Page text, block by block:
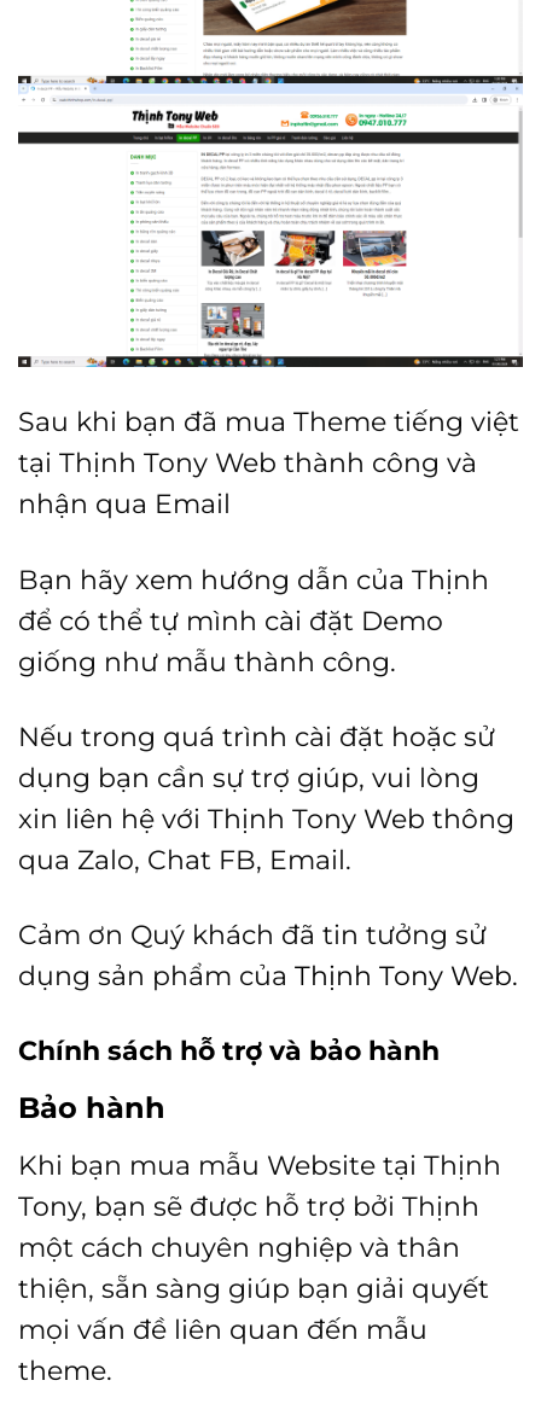
Sau khi bạn đã mua Theme tiếng việt
tại Thịnh Tony Web thành công và
nhận qua Email
Bạn hãy xem hướng dẫn của Thịnh
để có thể tự mình cài đặt Demo
giống như mẫu thành công.
Nếu trong quá trình cài đặt hoặc sử
dụng bạn cần sự trợ giúp, vui lòng
xin liên hệ với Thịnh Tony Web thông
qua Zalo, Chat FB, Email.
Cảm ơn Quý khách đã tin tưởng sử
dụng sản phẩm của Thịnh Tony Web.
Chính sách hỗ trợ và bảo hành
Bảo hành
Khi bạn mua mẫu Website tại Thịnh
Tony, bạn sẽ được hỗ trợ bởi Thịnh
một cách chuyên nghiệp và thân
thiện, sẵn sàng giúp bạn giải quyết
mọi vấn đề liên quan đến mẫu
theme.